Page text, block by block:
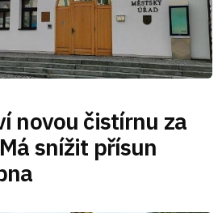
novou čistírnu za
snížit přísun